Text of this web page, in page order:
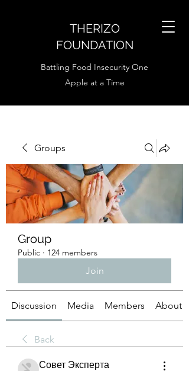
THERIZO
FOUNDATION
Battling Food Insecurity One
Apple at a Time
Groups
Group
Public · 124 members
Join
Discussion Media Members About
Back
Совет Эксперта